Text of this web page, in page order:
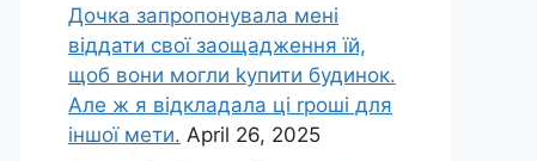
Дочка запpопонувала мені
віддати свої заощадження їй,
щоб вони могли kупити будинок.
Але ж я відкладала ці rроші для
іншої мети. April 26, 2025